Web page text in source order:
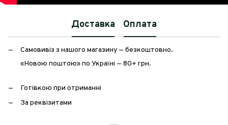
Доставка Оплата
Самовивіз з нашого магазину — безкоштовно.
«Новою поштою» по Україні — 80+ грн.
Готівкою при отриманні
За реквізитами